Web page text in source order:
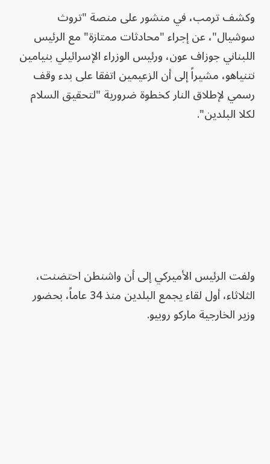
وكشف ترمب، في منشور على منصة "تروث
سوشيال"، عن إجراء "محادثات ممتازة" مع الرئيس
اللبناني جوزاف عون، ورئيس الوزراء الإسرائيلي بنيامين
نتنياهو، مشيراً إلى أن الزعيمين اتفقا على بدء وقف
رسمي لإطلاق النار كخطوة ضرورية "لتحقيق السلام
لكلا البلدين".
ولفت الرئيس الأميركي إلى أن واشنطن احتضنت،
الثلاثاء، أول لقاء يجمع البلدين منذ 34 عاماً، بحضور
وزير الخارجية ماركو روبيو.